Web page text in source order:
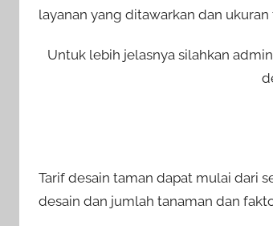
layanan yang ditawarkan dan
Untuk lebih jelasnya silahkan
Tarif desain taman dapat mulai dari
desain dan jumlah tanaman dan